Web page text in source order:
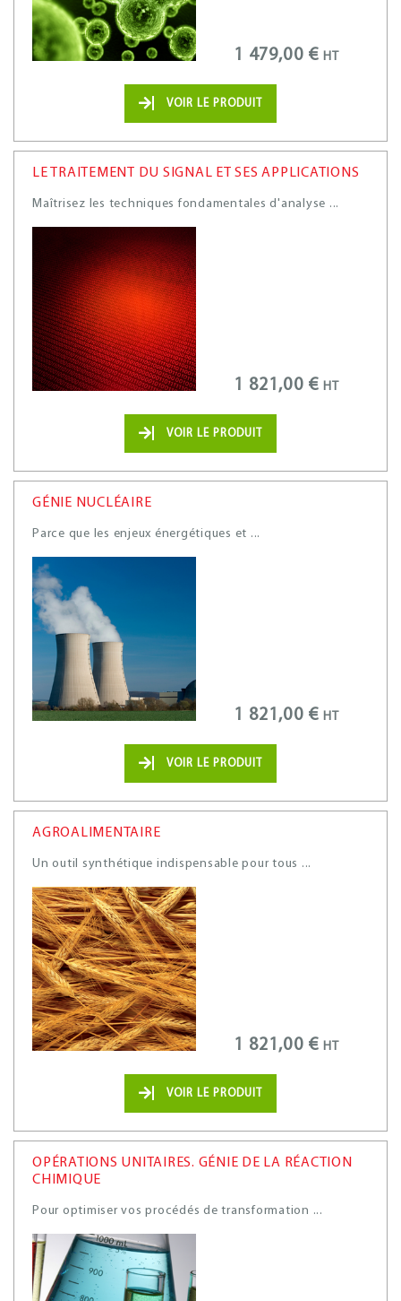
1 479,00 € HT
VOIR LE PRODUIT
LE TRAITEMENT DU SIGNAL ET SES APPLICATIONS
Maîtrisez les techniques fondamentales d'analyse ...
1 821,00 € HT
VOIR LE PRODUIT
GÉNIE NUCLÉAIRE
Parce que les enjeux énergétiques et ...
1 821,00 € HT
VOIR LE PRODUIT
AGROALIMENTAIRE
Un outil synthétique indispensable pour tous ...
1 821,00 € HT
VOIR LE PRODUIT
OPÉRATIONS UNITAIRES. GÉNIE DE LA RÉACTION
CHIMIQUE
Pour optimiser vos procédés de transformation ...